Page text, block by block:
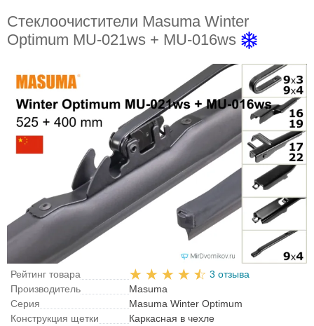
Стеклоочистители Masuma Winter
Optimum MU-021ws + MU-016ws
Рейтинг товара
3 отзыва
Производитель
Masuma
Серия
Masuma Winter Optimum
Конструкция щетки
Каркасная в чехле